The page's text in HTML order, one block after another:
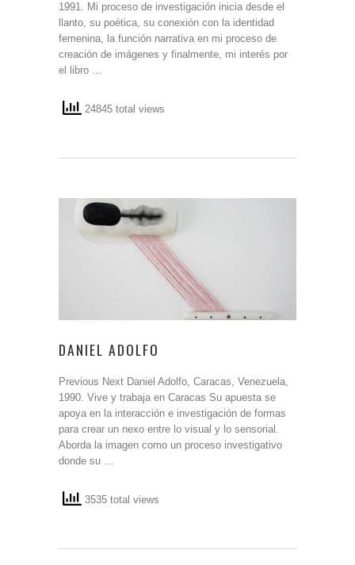
1991. Mi proceso de investigación inicia desde el
llanto, su poética, su conexión con la identidad
femenina, la función narrativa en mi proceso de
creación de imágenes y finalmente, mi interés por
el libro …
24845 total views
DANIEL ADOLFO
Previous Next Daniel Adolfo, Caracas, Venezuela,
1990. Vive y trabaja en Caracas Su apuesta se
apoya en la interacción e investigación de formas
para crear un nexo entre lo visual y lo sensorial.
Aborda la imagen como un proceso investigativo
donde su …
3535 total views